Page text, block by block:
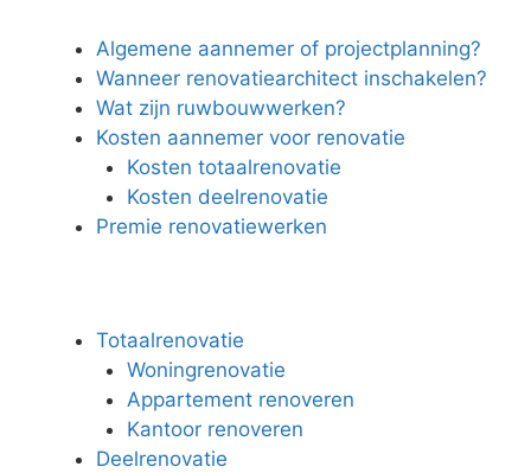
Algemene aannemer of projectplanning?
Wanneer renovatiearchitect inschakelen?
Wat zijn ruwbouwwerken?
Kosten aannemer voor renovatie
Kosten totaalrenovatie
Kosten deelrenovatie
Premie renovatiewerken
Totaalrenovatie
Woningrenovatie
Appartement renoveren
Kantoor renoveren
Deelrenovatie